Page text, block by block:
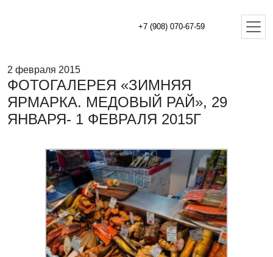
+7 (908) 070-67-59
2 февраля 2015
ФОТОГАЛЕРЕЯ «ЗИМНЯЯ
ЯРМАРКА. МЕДОВЫЙ РАЙ», 29
ЯНВАРЯ- 1 ФЕВРАЛЯ 2015Г